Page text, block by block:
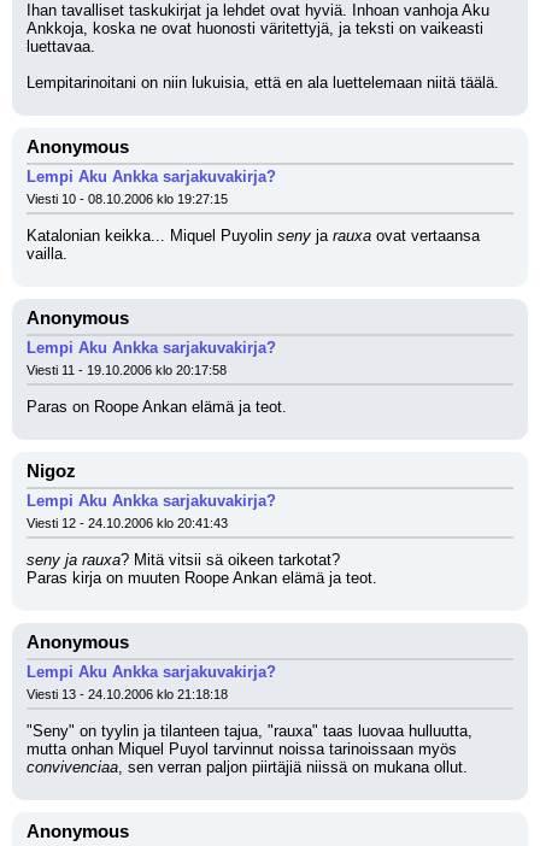
Ihan tavalliset taskukirjat ja lehdet ovat hyviä. Inhoan vanhoja Aku
Ankkoja, koska ne ovat huonosti väritettyjä, ja teksti on vaikeasti
luettavaa.
Lempitarinoitani on niin lukuisia, että en ala luettelemaan niitä täälä.
Anonymous
Lempi Aku Ankka sarjakuvakirja?
Viesti 10 - 08.10.2006 klo 19:27:15
Katalonian keikka... Miquel Puyolin seny ja rauxa ovat vertaansa
vailla.
Anonymous
Lempi Aku Ankka sarjakuvakirja?
Viesti 11 - 19.10.2006 klo 20:17:58
Paras on Roope Ankan elämä ja teot.
Nigoz
Lempi Aku Ankka sarjakuvakirja?
Viesti 12 - 24.10.2006 klo 20:41:43
seny ja rauxa? Mitä vitsii sä oikeen tarkotat?
Paras kirja on muuten Roope Ankan elämä ja teot.
Anonymous
Lempi Aku Ankka sarjakuvakirja?
Viesti 13 - 24.10.2006 klo 21:18:18
"Seny" on tyylin ja tilanteen tajua, "rauxa" taas luovaa hulluutta,
convivenciaa, sen verran paljon piirtäjiä niissä on mukana ollut.
Anonymous